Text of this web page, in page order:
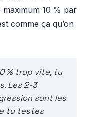
maximum 10 % par
comme ça qu’on
% trop vite, tu
Les 2-3
sont les
tu testes